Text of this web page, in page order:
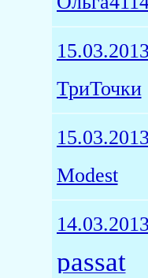
15.03.2013
ТриТочки
15.03.2013
Modest
14.03.2013
passat